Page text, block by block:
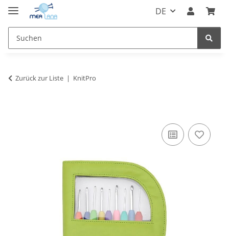
DE
Zurück zur Liste KnitPro